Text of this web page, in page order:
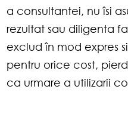
a consultantei, nu îsi
rezultat sau diligenta
exclud în mod expres
pentru orice cost,
ca urmare a utilizarii